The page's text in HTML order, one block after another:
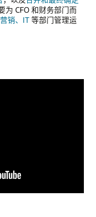
为 CFO 和财务部门而
销、IT 等部门管理运